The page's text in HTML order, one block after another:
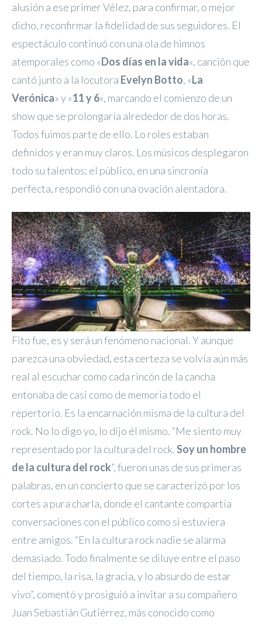
alusión a ese primer Vélez, para confirmar, o mejor
dicho, reconfirmar la fidelidad de sus seguidores. El
espectáculo continuó con una ola de himnos
atemporales como «Dos días en la vida«, canción que
cantó junto a la locutora Evelyn Botto, «La
Verónica» y «11 y 6«, marcando el comienzo de un
show que se prolongaría alrededor de dos horas.
Todos fuimos parte de ello. Lo roles estaban
definidos y eran muy claros. Los músicos desplegaron
todo su talentos; el público, en una sincronía
perfecta, respondió con una ovación alentadora.
Fito fue, es y será un fenómeno nacional. Y aunque
parezca una obviedad, esta certeza se volvía aún más
real al escuchar como cada rincón de la cancha
entonaba de casi como de memoria todo el
repertorio. Es la encarnación misma de la cultura del
rock. No lo digo yo, lo dijo él mismo. “Me siento muy
representado por la cultura del rock.Soy un hombre
de la cultura del rock”, fueron unas de sus primeras
palabras, en un concierto que se caracterizó por los
cortes a pura charla, donde el cantante compartía
conversaciones con el público como si estuviera
entre amigos. “En la cultura rock nadie se alarma
demasiado. Todo finalmente se diluye entre el paso
del tiempo, la risa, la gracia, y lo absurdo de estar
vivo”, comentó y prosiguió a invitar a su compañero
Juan Sebastián Gutiérrez, más conocido como